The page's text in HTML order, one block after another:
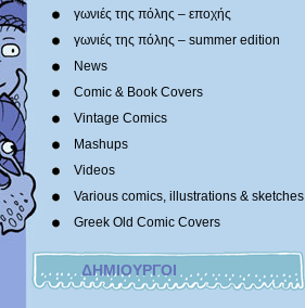
γωνιές της πόλης – εποχής
γωνιές της πόλης – summer edition
News
Comic & Book Covers
Vintage Comics
Mashups
Videos
Various comics, illustrations & sketches
Greek Old Comic Covers
ΔΗΜΙΟΥΡΓΟΙ